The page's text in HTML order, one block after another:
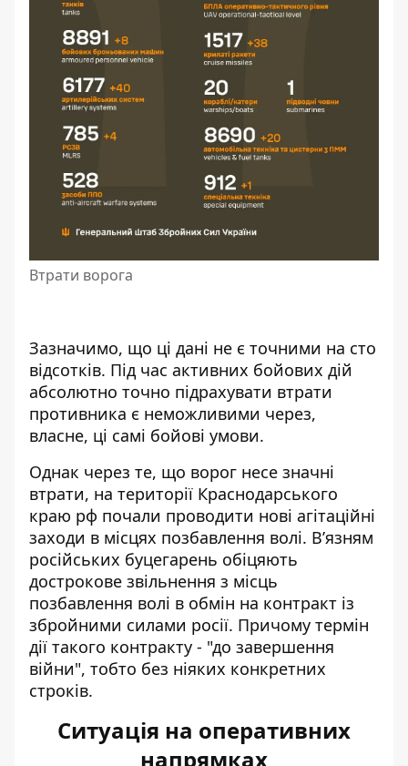
Втрати ворога
Зазначимо, що ці дані не є точними на сто
відсотків. Під час активних бойових дій
абсолютно точно підрахувати втрати
противника є неможливими через,
власне, ці самі бойові умови.
Однак через те, що ворог несе значні
втрати, на території Краснодарського
краю рф почали проводити нові агітаційні
заходи в місцях позбавлення волі. В’язням
російських буцегарень обіцяють
дострокове звільнення з місць
позбавлення волі в обмін на контракт із
збройними силами росії. Причому термін
дії такого контракту - "до завершення
війни", тобто без ніяких конкретних
строків.
Ситуація на оперативних
напрямках